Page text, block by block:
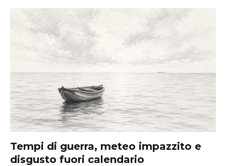
Tempi di guerra, meteo impazzito e
disgusto fuori calendario